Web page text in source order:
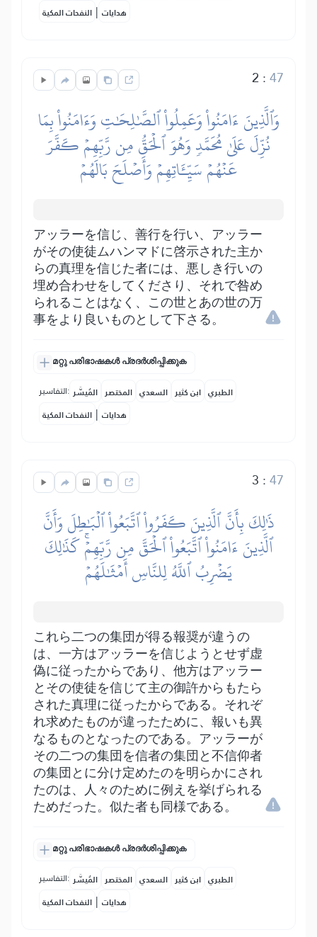
النفحات المكية | هدايات
2 :47
وَٱلَّذِينَ ءَامَنُواْ وَعَمِلُواْ ٱلصَّٰلِحَٰتِ وَءَامَنُواْ بِمَا
نُزِّلَ عَلَىٰ مُحَمَّدٖ وَهُوَ ٱلۡحَقُّ مِن رَّبِّهِمۡ كَفَّرَ
عَنۡهُمۡ سَيِّـَٔاتِهِمۡ وَأَصۡلَحَ بَالَهُمۡ
アッラーを信じ、善行を行い、アッラー
がその使徒ムハンマドに啓示された主か
らの真理を信じた者には、悪しき行いの
埋め合わせをしてくださり、それで咎め
られることはなく、この世とあの世の万
事をより良いものとして下さる。
മറ്റു പരിഭാഷകൾ പ്രദർശിപ്പിക്കുക
التفاسير: المُيسَّر المختصر السعدي ابن كثير الطبري
النفحات المكية | هدايات
3 :47
ذَٰلِكَ بِأَنَّ ٱلَّذِينَ كَفَرُواْ ٱتَّبَعُواْ ٱلۡبَٰطِلَ وَأَنَّ
ٱلَّذِينَ ءَامَنُواْ ٱتَّبَعُواْ ٱلۡحَقَّ مِن رَّبِّهِمۡۚ كَذَٰلِكَ
يَضۡرِبُ ٱللَّهُ لِلنَّاسِ أَمۡثَٰلَهُمۡ
これら二つの集団が得る報奨が違うの
は、一方はアッラーを信じようとせず虚
偽に従ったからであり、他方はアッラー
とその使徒を信じて主の御許からもたら
された真理に従ったからである。それぞ
れ求めたものが違ったために、報いも異
なるものとなったのである。アッラーが
その二つの集団を信者の集団と不信仰者
の集団とに分け定めたのを明らかにされ
たのは、人々のために例えを挙げられる
ためだった。似た者も同様である。
മറ്റു പരിഭാഷകൾ പ്രദർശിപ്പിക്കുക
التفاسير: المُيسَّر المختصر السعدي ابن كثير الطبري
النفحات المكية | هدايات